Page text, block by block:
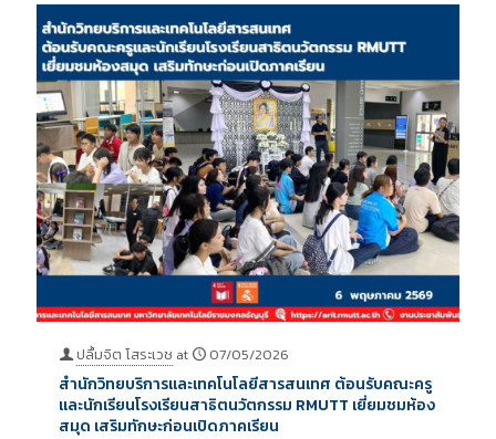
ปลื้มจิต โสระเวช at 07/05/2026
สำนักวิทยบริการและเทคโนโลยีสารสนเทศ ต้อนรับคณะครู
และนักเรียนโรงเรียนสาธิตนวัตกรรม RMUTT เยี่ยมชมห้อง
สมุด เสริมทักษะก่อนเปิดภาคเรียน